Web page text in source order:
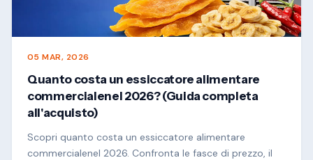
05 MAR, 2026
Quanto costa un essiccatore alimentare
commercialenel 2026? (Guida completa
all'acquisto)
Scopri quanto costa un essiccatore alimentare
commercialenel 2026. Confronta le fasce di prezzo, il